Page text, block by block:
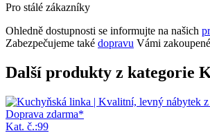
Pro stálé zákazníky
Ohledně dostupnosti se informujte na našich
Zabezpečujeme také dopravu Vámi
Další produkty z kategorie
Doprava zdarma*
Kat. č.:99